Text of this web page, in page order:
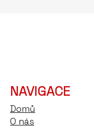
NAVIGACE
Domů
O nás